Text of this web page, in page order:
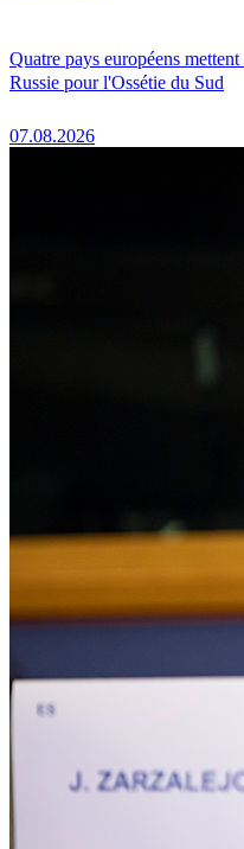
Quatre pays européens
Russie pour l'Ossétie du Sud
07.08.2026